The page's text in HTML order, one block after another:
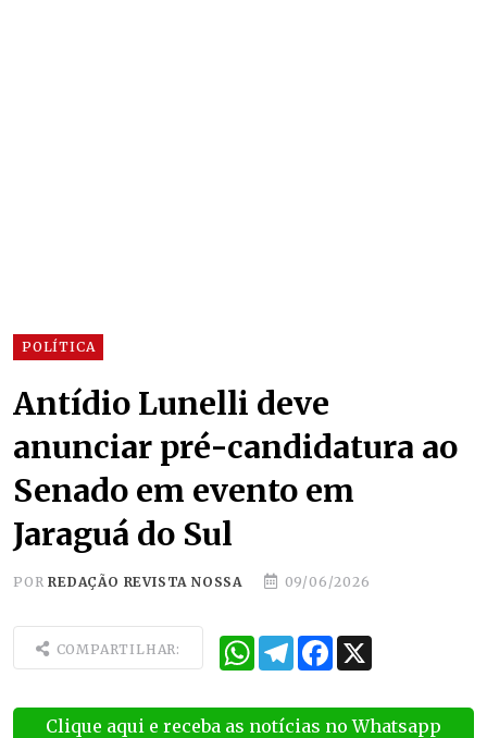
POLÍTICA
Antídio Lunelli deve
anunciar pré-candidatura ao
Senado em evento em
Jaraguá do Sul
PORREDAÇÃO REVISTA NOSSA 09/06/2026
COMPARTILHAR: WhatsApp
TelegramFacebook
Clique aqui e receba as notícias no Whatsapp